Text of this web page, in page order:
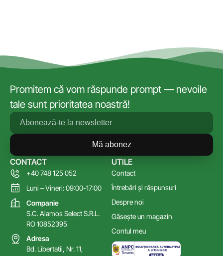
Promitem că vom răspunde prompt — nevoile
tale sunt prioritatea noastră!
Mă abonez
UTILE
Contact
Întrebări și răspunsuri
Despre noi
Găsește un magazin
Contul meu
CONTACT
+40 748 125 052
Luni – Vineri: 09:00-17:00
Companie
S.C. Alamos Select S.R.L.
RO 10852395
Adresa
Bd. Libertatii, Nr. 11,